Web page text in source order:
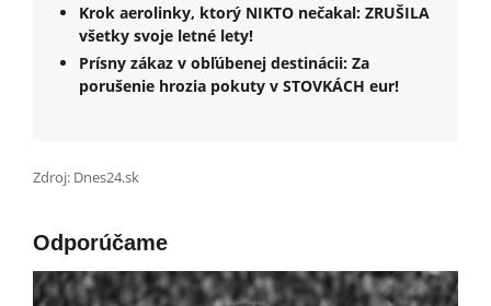
Krok aerolinky, ktorý NIKTO nečakal: ZRUŠILA
všetky svoje letné lety!
Prísny zákaz v obľúbenej destinácii: Za
porušenie hrozia pokuty v STOVKÁCH eur!
Zdroj: Dnes24.sk
Odporúčame